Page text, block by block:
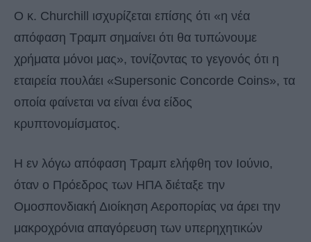
Ο κ. Churchill ισχυρίζεται επίσης ότι «η νέα
απόφαση Τραμπ σημαίνει ότι θα τυπώνουμε
χρήματα μόνοι μας», τονίζοντας το γεγονός ότι η
εταιρεία πουλάει «Supersonic Concorde Coins», τα
οποία φαίνεται να είναι ένα είδος
κρυπτονομίσματος.
Η εν λόγω απόφαση Τραμπ ελήφθη τον Ιούνιο,
όταν ο Πρόεδρος των ΗΠΑ διέταξε την
Ομοσπονδιακή Διοίκηση Αεροπορίας να άρει την
μακροχρόνια απαγόρευση των υπερηχητικών